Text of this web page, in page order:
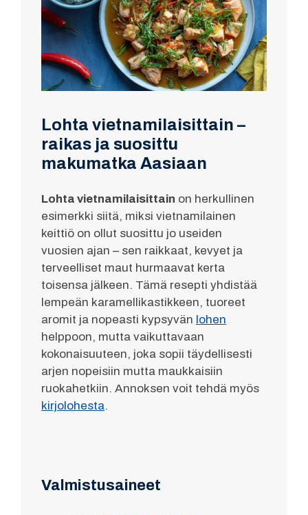
Lohta vietnamilaisittain –
raikas ja suosittu
makumatka Aasiaan
Lohta vietnamilaisittain on herkullinen
esimerkki siitä, miksi vietnamilainen
keittiö on ollut suosittu jo useiden
vuosien ajan – sen raikkaat, kevyet ja
terveelliset maut hurmaavat kerta
toisensa jälkeen. Tämä resepti yhdistää
lempeän karamellikastikkeen, tuoreet
aromit ja nopeasti kypsyvän lohen
helppoon, mutta vaikuttavaan
kokonaisuuteen, joka sopii täydellisesti
arjen nopeisiin mutta maukkaisiin
ruokahetkiin. Annoksen voit tehdä myös
kirjolohesta.
Valmistusaineet